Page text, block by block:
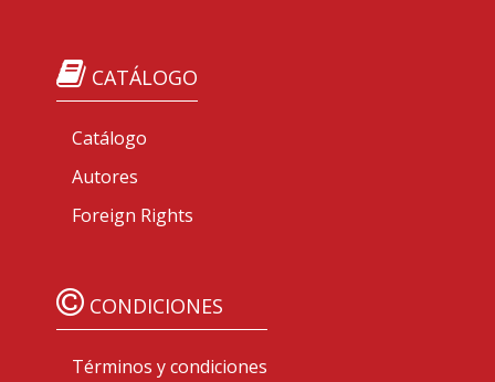
CATÁLOGO
Catálogo
Autores
Foreign Rights
CONDICIONES
Términos y condiciones